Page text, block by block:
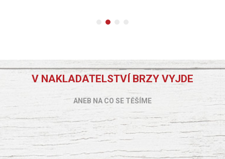
V NAKLADATELSTVÍ BRZY VYJDE
ANEB NA CO SE TĚŠÍME